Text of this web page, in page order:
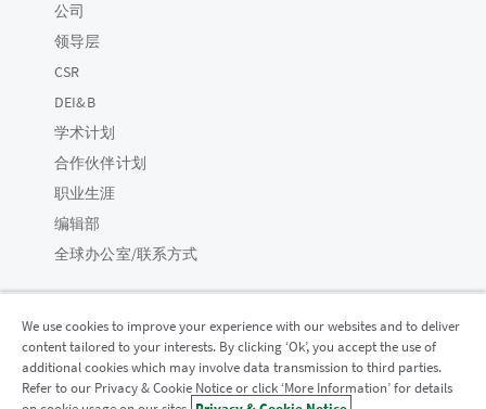
公司
领导层
CSR
DEI&B
学术计划
合作伙伴计划
职业生涯
编辑部
全球办公室/联系方式
Qlik 社区
We use cookies to improve your experience with our websites and to deliver
content tailored to your interests. By clicking ‘Ok’, you accept the use of
additional cookies which may involve data transmission to third parties.
Refer to our Privacy & Cookie Notice or click ‘More Information’ for details